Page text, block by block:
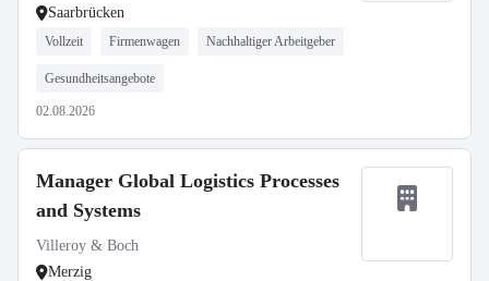
Saarbrücken
Vollzeit Firmenwagen Nachhaltiger Arbeitgeber
Gesundheitsangebote
02.08.2026
Manager Global Logistics Processes
and Systems
Villeroy & Boch
Merzig